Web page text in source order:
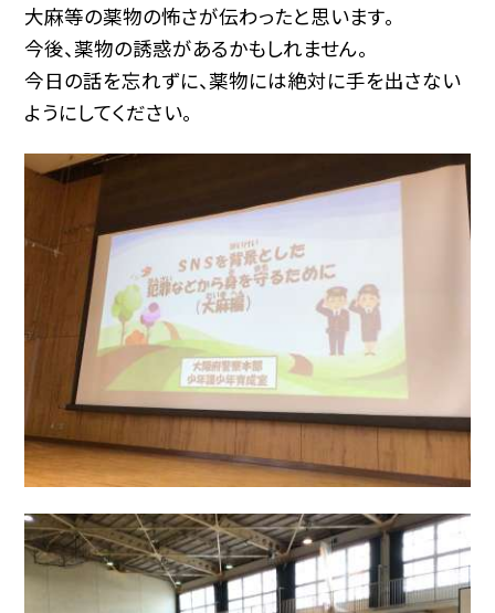
大麻等の薬物の怖さが伝わったと思います。
今後、薬物の誘惑があるかもしれません。
今日の話を忘れずに、薬物には絶対に手を出さない
ようにしてください。